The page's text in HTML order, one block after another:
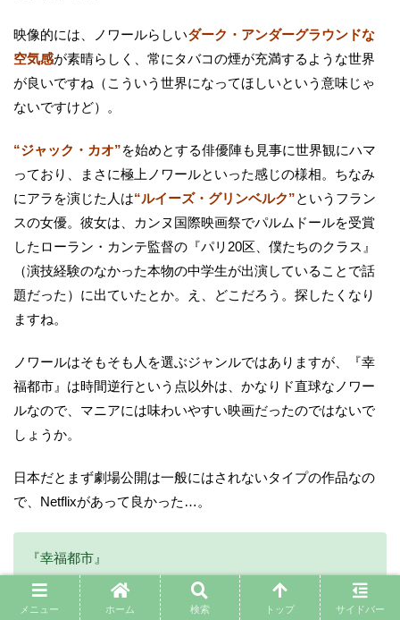
映像的には、ノワールらしいダーク・アンダーグラウンドな
空気感が素晴らしく、常にタバコの煙が充満するような世界
が良いですね（こういう世界になってほしいという意味じゃ
ないですけど）。
“ジャック・カオ”を始めとする俳優陣も見事に世界観にハマ
っており、まさに極上ノワールといった感じの様相。ちなみ
にアラを演じた人は“ルイーズ・グリンベルク”というフラン
スの女優。彼女は、カンヌ国際映画祭でパルムドールを受賞
したローラン・カンテ監督の『パリ20区、僕たちのクラス』
（演技経験のなかった本物の中学生が出演していることで話
題だった）に出ていたとか。え、どこだろう。探したくなり
ますね。
ノワールはそもそも人を選ぶジャンルではありますが、『幸
福都市』は時間逆行という点以外は、かなりド直球なノワー
ルなので、マニアには味わいやすい映画だったのではないで
しょうか。
日本だとまず劇場公開は一般にはされないタイプの作品なの
で、Netflixがあって良かった…。
『幸福都市』
ROTTEN TOMATOES
Tomatometer 75% Audience –%
メニュー ホーム 検索 トップ サイドバー